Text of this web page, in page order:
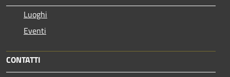
Luoghi
Eventi
CONTATTI